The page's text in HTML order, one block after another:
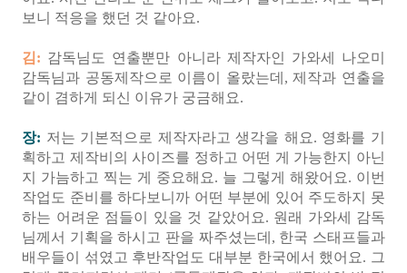
보니 적응을 했던 것 같아요.
김: 감독님도 연출뿐만 아니라 제작자인 가와세 나오미
감독님과 공동제작으로 이름이 올랐는데, 제작과 연출을
같이 겸하게 되신 이유가 궁금해요.
장: 저는 기본적으로 제작자라고 생각을 해요. 영화를 기
획하고 제작비의 사이즈를 정하고 어떤 게 가능한지 아닌
지 가늠하고 찍는 게 중요해요. 늘 그렇게 해왔어요. 이번
작업도 준비를 하다보니까 어떤 부분에 있어 주도하지 못
하는 어려운 점들이 있을 것 같았어요. 원래 가와세 감독
님께서 기획을 하시고 판을 짜주셨는데, 한국 스태프들과
배우들이 섞였고 후반작업도 대부분 한국에서 했어요. 그